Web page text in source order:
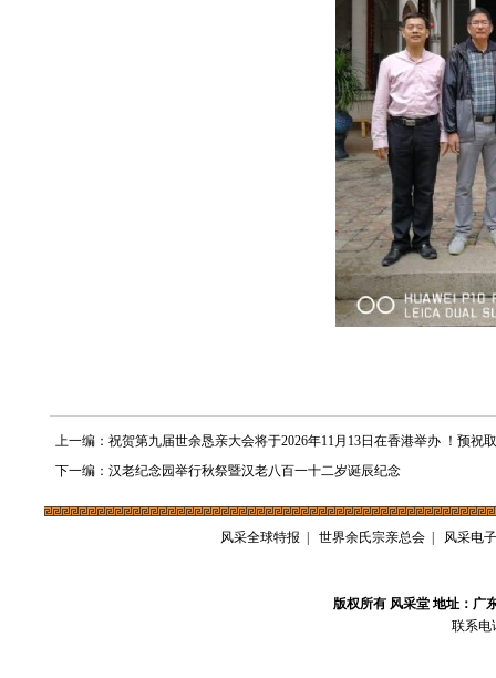
上一编：祝贺第九届世余恳亲大会将于2026年11月13日在香港举办 ！预祝
下一编：汉老纪念园举行秋祭暨汉老八百一十二岁诞辰纪念
风采全球特报 世界余氏宗亲总会 风采电
版权所有 风采堂 地址：广
联系电